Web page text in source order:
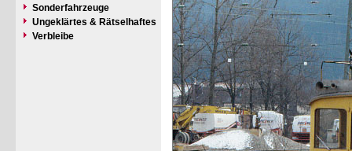
Sonderfahrzeuge
Ungeklärtes & Rätselhaftes
Verbleibe